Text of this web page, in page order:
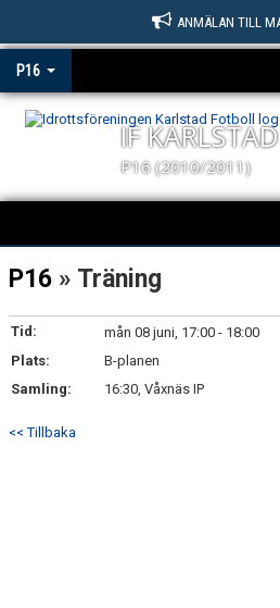
ANMÄLAN TILL
P16
IF
P16 (2010/2011)
KARLSTAD FOTBOLL P16
NYHETER
KALENDER
P16 » Träning
Tid:
mån 08 juni, 17:00 - 18:00
Plats:
B-planen
Samling:
16:30, Våxnäs IP
<< Tillbaka